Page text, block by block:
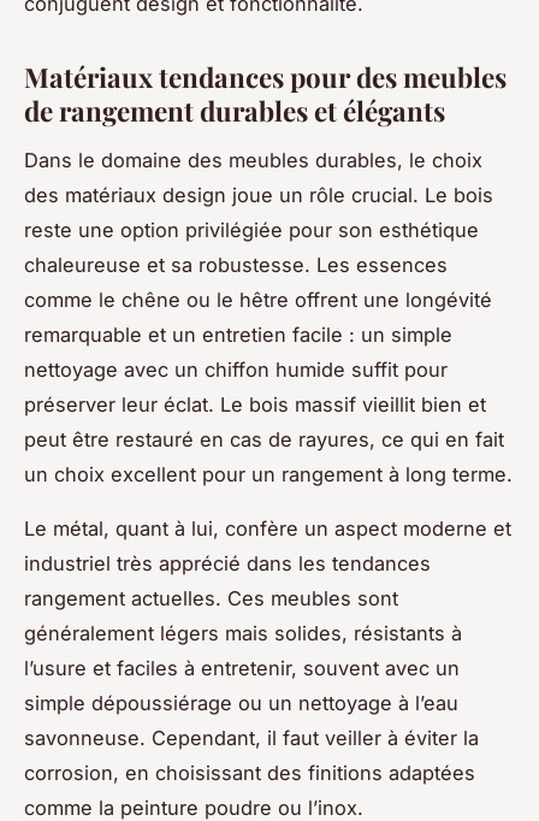
Matériaux tendances pour des meubles
de rangement durables et élégants
Dans le domaine des meubles durables, le choix
des matériaux design joue un rôle crucial. Le bois
reste une option privilégiée pour son esthétique
chaleureuse et sa robustesse. Les essences
comme le chêne ou le hêtre offrent une longévité
remarquable et un entretien facile : un simple
nettoyage avec un chiffon humide suffit pour
préserver leur éclat. Le bois massif vieillit bien et
peut être restauré en cas de rayures, ce qui en fait
un choix excellent pour un rangement à long terme.
Le métal, quant à lui, confère un aspect moderne et
industriel très apprécié dans les tendances
rangement actuelles. Ces meubles sont
généralement légers mais solides, résistants à
l’usure et faciles à entretenir, souvent avec un
simple dépoussiérage ou un nettoyage à l’eau
savonneuse. Cependant, il faut veiller à éviter la
corrosion, en choisissant des finitions adaptées
comme la peinture poudre ou l’inox.